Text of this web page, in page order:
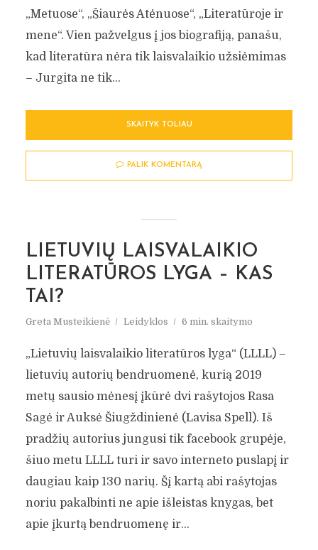
„Metuose“, „Šiaurės Atėnuose“, „Literatūroje ir
mene“. Vien pažvelgus į jos biografiją, panašu,
kad literatūra nėra tik laisvalaikio užsiėmimas
– Jurgita ne tik...
SKAITYK TOLIAU
PALIK KOMENTARĄ
LIETUVIŲ LAISVALAIKIO
LITERATŪROS LYGA – KAS
TAI?
Greta Musteikienė Leidyklos 6 min. skaitymo
„Lietuvių laisvalaikio literatūros lyga“ (LLLL) –
lietuvių autorių bendruomenė, kurią 2019
metų sausio mėnesį įkūrė dvi rašytojos Rasa
Sagė ir Auksė Šiugždinienė (Lavisa Spell). Iš
pradžių autorius jungusi tik facebook grupėje,
šiuo metu LLLL turi ir savo interneto puslapį ir
daugiau kaip 130 narių. Šį kartą abi rašytojas
noriu pakalbinti ne apie išleistas knygas, bet
apie įkurtą bendruomenę ir...